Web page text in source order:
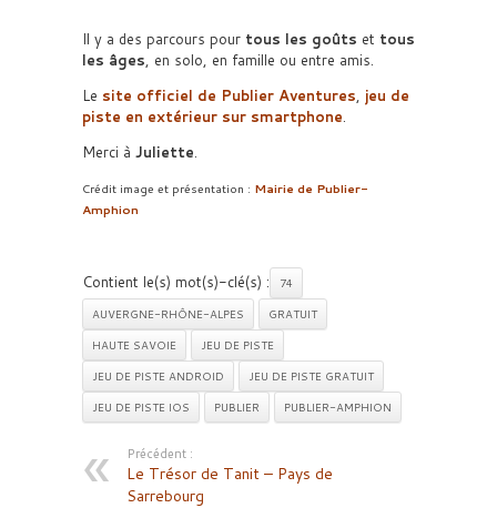
Il y a des parcours pour tous les goûts et tous
les âges, en solo, en famille ou entre amis.
Le site officiel de Publier Aventures, jeu de
piste en extérieur sur smartphone.
Merci à Juliette.
Crédit image et présentation : Mairie de Publier-
Amphion
Contient le(s) mot(s)-clé(s) :
74
AUVERGNE-RHÔNE-ALPES
GRATUIT
HAUTE SAVOIE
JEU DE PISTE
JEU DE PISTE ANDROID
JEU DE PISTE GRATUIT
JEU DE PISTE IOS
PUBLIER PUBLIER-AMPHION
Précédent :
Le Trésor de Tanit – Pays de
Sarrebourg